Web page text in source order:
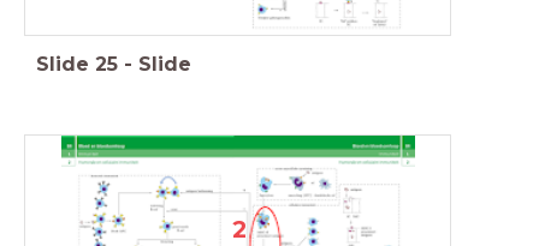
Slide 25 - Slide
2